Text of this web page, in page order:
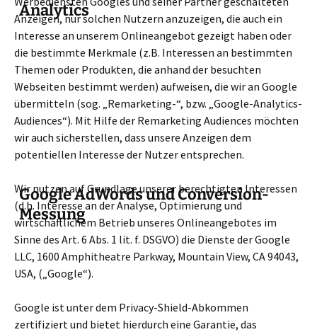
Analytics
Anzeigen, nur solchen Nutzern anzuzeigen, die auch ein
Interesse an unserem Onlineangebot gezeigt haben oder
die bestimmte Merkmale (z.B. Interessen an bestimmten
Themen oder Produkten, die anhand der besuchten
Webseiten bestimmt werden) aufweisen, die wir an Google
übermitteln (sog. „Remarketing-“, bzw. „Google-Analytics-
Audiences“). Mit Hilfe der Remarketing Audiences möchten
wir auch sicherstellen, dass unsere Anzeigen dem
potentiellen Interesse der Nutzer entsprechen.
Google AdWords und Conversion-
Messung
Wir nutzen auf Grundlage unserer berechtigten Interessen
(d.h. Interesse an der Analyse, Optimierung und
wirtschaftlichem Betrieb unseres Onlineangebotes im
Sinne des Art. 6 Abs. 1 lit. f. DSGVO) die Dienste der Google
LLC, 1600 Amphitheatre Parkway, Mountain View, CA 94043,
USA, („Google“).
Google ist unter dem Privacy-Shield-Abkommen
zertifiziert und bietet hierdurch eine Garantie, das